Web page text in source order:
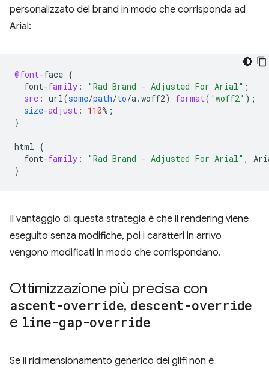
personalizzato del brand in modo che corrisponda ad
Arial:
@font-face {
font-family : "Rad Brand - Adjusted For Arial" ;
src : url(some/path/to/a.woff2) format( 'woff2' );
size-adjust : 110% ;
}
html {
font-family : "Rad Brand - Adjusted For Arial" ,
}
Il vantaggio di questa strategia è che il rendering viene
eseguito senza modifiche, poi i caratteri in arrivo
vengono modificati in modo che corrispondano.
Ottimizzazione più precisa con
ascent-override, descent-override
e line-gap-override
Se il ridimensionamento generico dei glifi non è